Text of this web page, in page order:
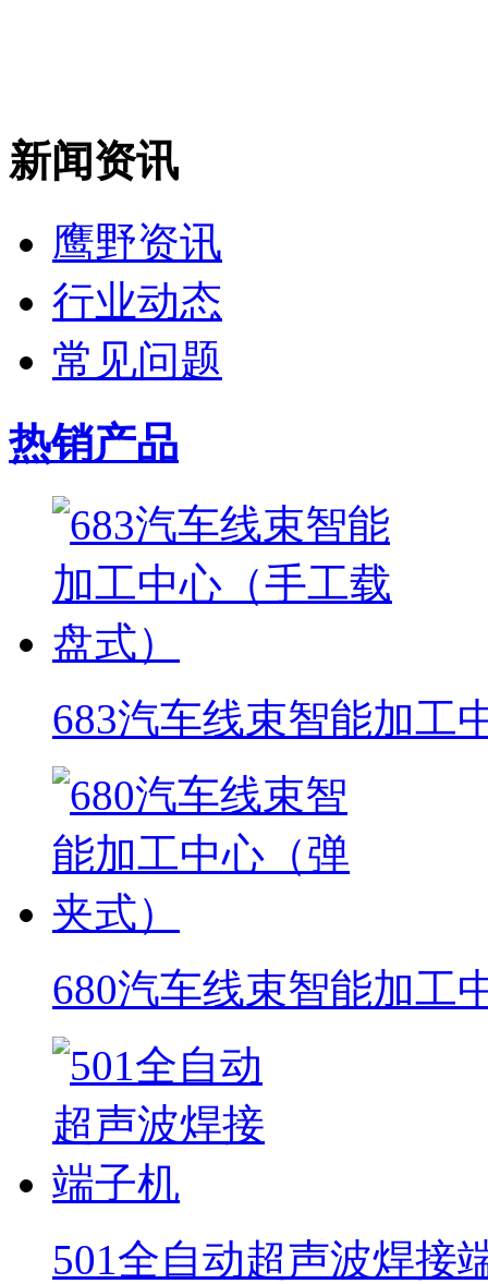
新闻资讯
鹰野资讯
行业动态
常见问题
热销产品
683汽车线束智能加工
680汽车线束智能加工
501全自动超声波焊接